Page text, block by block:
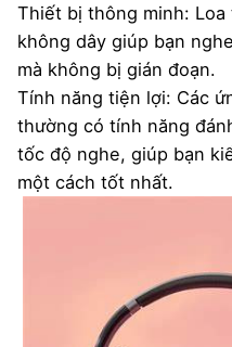
Thiết bị thông minh:
không dây giúp bạn
mà không bị gián đoạn.
Tính năng tiện lợi: Các
thường có tính năng
tốc độ nghe, giúp bạn
một cách tốt nhất.